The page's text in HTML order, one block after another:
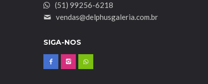
(51) 99256-6218
vendas@delphusgaleria.com.br
SIGA-NOS